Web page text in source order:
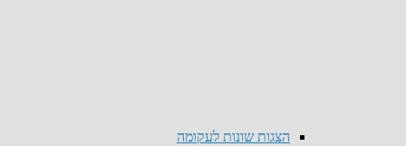
הצגות שונות לעקומה